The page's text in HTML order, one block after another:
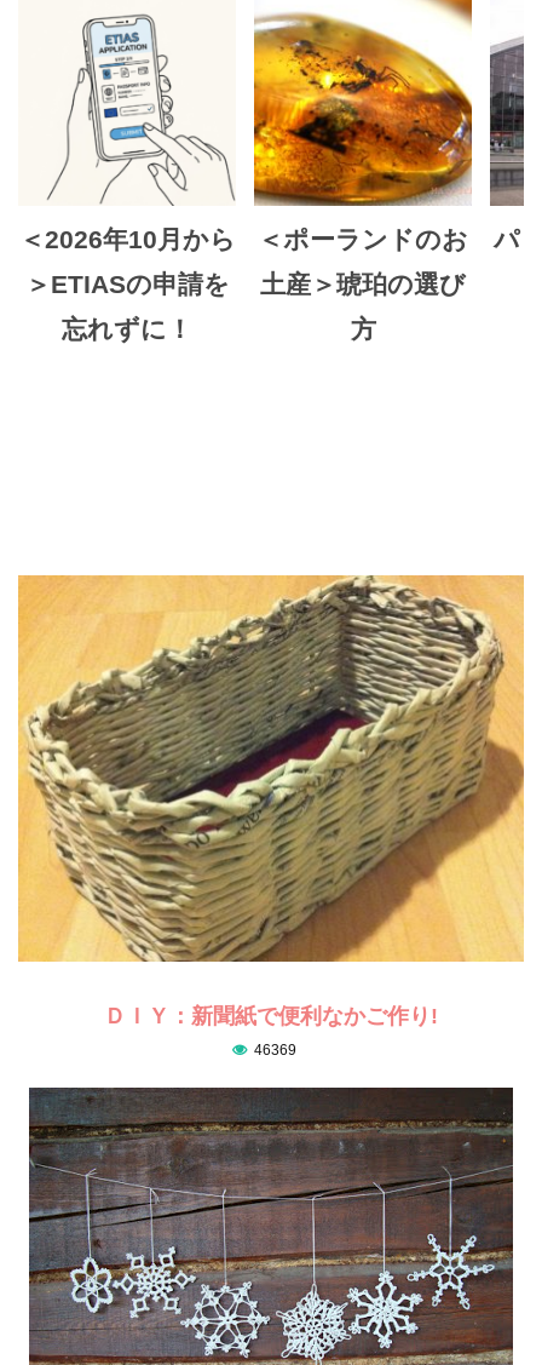
＜2026年10月から
＞ETIASの申請を
忘れずに！
＜ポーランドのお
土産＞琥珀の選び
方
パ
ＤＩＹ：新聞紙で便利なかご作り!
46369